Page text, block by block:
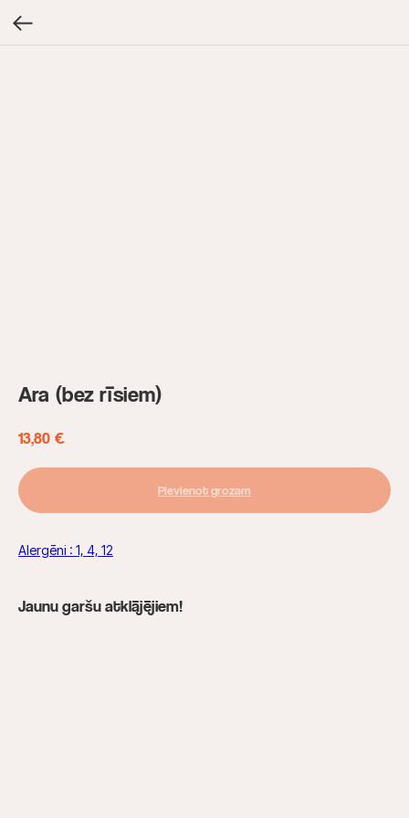
Ara (bez rīsiem)
13,80 €
Pievienot grozam
Alergēni : 1, 4, 12
Jaunu garšu atklājējiem!